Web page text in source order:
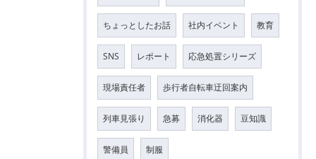
ちょっとしたお話 社内イベント 教育
SNS レポート 応急処置シリーズ
現場責任者 歩行者自転車迂回案内
列車見張り 急募 消化器 豆知識
警備員 制服